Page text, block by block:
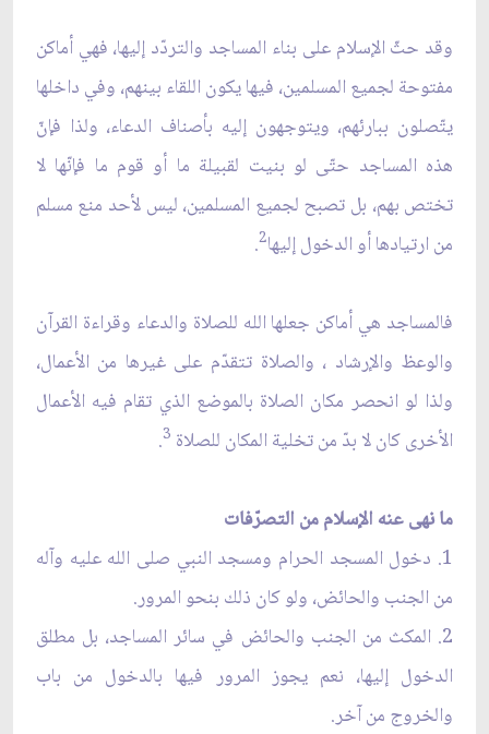
وقد حثّ الإسلام على بناء المساجد والتردّد إليها، فهي أماكن
مفتوحة لجميع المسلمين، فيها يكون اللقاء بينهم، وفي داخلها
يتّصلون ببارئهم، ويتوجهون إليه بأصناف الدعاء، ولذا فإنّ
هذه المساجد حتّى لو بنيت لقبيلة ما أو قوم ما فإنّها لا
تختص بهم، بل تصبح لجميع المسلمين، ليس لأحد منع مسلم
من ارتيادها أو الدخول إليها2
.
فالمساجد هي أماكن جعلها الله للصلاة والدعاء وقراءة القرآن
والوعظ والإرشاد ، والصلاة تتقدّم على غيرها من الأعمال،
ولذا لو انحصر مكان الصلاة بالموضع الذي تقام فيه الأعمال
الأخرى كان لا بدّ من تخلية المكان للصلاة 3
.
ما نهى عنه الإسلام من التصرّفات
1. دخول المسجد الحرام ومسجد النبي صلى الله عليه وآله
من الجنب والحائض، ولو كان ذلك بنحو المرور.
2. المكث من الجنب والحائض في سائر المساجد، بل مطلق
الدخول إليها، نعم يجوز المرور فيها بالدخول من باب
والخروج من آخر.